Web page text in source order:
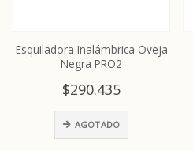
Esquiladora Inalámbrica Oveja
Negra PRO2
$290.435
AGOTADO